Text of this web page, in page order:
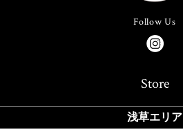
Follow Us
Store
浅草エリア